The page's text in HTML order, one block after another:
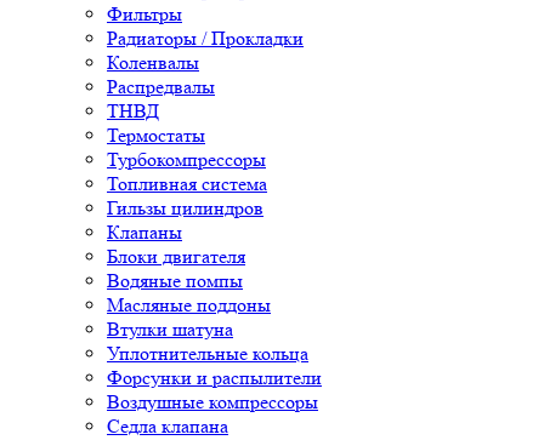
Фильтры
Радиаторы / Прокладки
Коленвалы
Распредвалы
ТНВД
Термостаты
Турбокомпрессоры
Топливная система
Гильзы цилиндров
Клапаны
Блоки двигателя
Водяные помпы
Масляные поддоны
Втулки шатуна
Уплотнительные кольца
Форсунки и распылители
Воздушные компрессоры
Седла клапана